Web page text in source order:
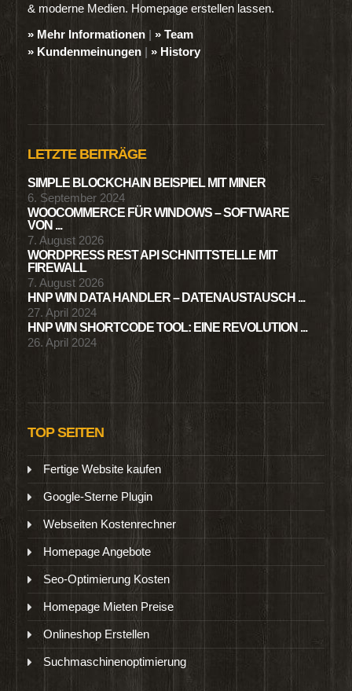
& moderne Medien. Homepage erstellen lassen.
» Mehr Informationen | » Team
» Kundenmeinungen | » History
LETZTE BEITRÄGE
SIMPLE BLOCKCHAIN BEISPIEL MIT MINER
6. September 2024
WOOCOMMERCE FÜR WINDOWS – SOFTWARE
VON ...
7. August 2026
WORDPRESS REST API SCHNITTSTELLE MIT
FIREWALL
7. August 2026
HNP WIN DATA HANDLER – DATENAUSTAUSCH ...
27. April 2024
HNP WIN SHORTCODE TOOL: EINE REVOLUTION ...
26. April 2024
TOP SEITEN
Fertige Website kaufen
Google-Sterne Plugin
Webseiten Kostenrechner
Homepage Angebote
Seo-Optimierung Kosten
Homepage Mieten Preise
Onlineshop Erstellen
Suchmaschinenoptimierung